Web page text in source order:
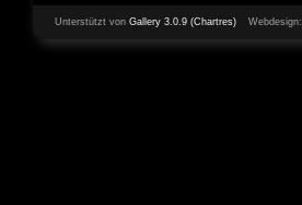
Unterstützt von Gallery 3.0.9 (Chartres) Webdesign: